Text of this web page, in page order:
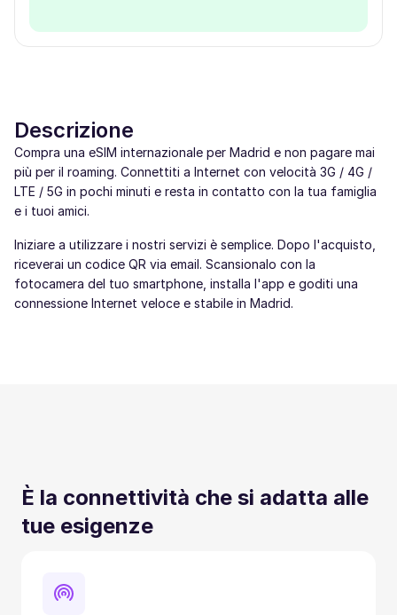
Descrizione
Compra una eSIM internazionale per Madrid e non pagare mai
più per il roaming. Connettiti a Internet con velocità 3G / 4G /
LTE / 5G in pochi minuti e resta in contatto con la tua famiglia
e i tuoi amici.
Iniziare a utilizzare i nostri servizi è semplice. Dopo l'acquisto,
riceverai un codice QR via email. Scansionalo con la
fotocamera del tuo smartphone, installa l'app e goditi una
connessione Internet veloce e stabile in Madrid.
È la connettività che si adatta alle
tue esigenze